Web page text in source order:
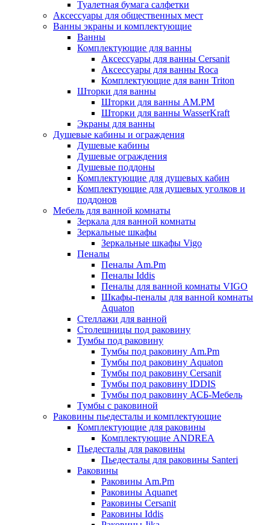
Туалетная бумага салфетки
Аксессуары для общественных мест
Ванны экраны и комплектующие
Ванны
Комплектующие для ванны
Аксессуары для ванны Cersanit
Аксессуары для ванны Roca
Комплектующие для ванн Triton
Шторки для ванны
Шторки для ванны AM.PM
Шторки для ванны WasserKraft
Экраны для ванны
Душевые кабины и ограждения
Душевые кабины
Душевые ограждения
Душевые поддоны
Комплектующие для душевых кабин
Комплектующие для душевых уголков и
поддонов
Мебель для ванной комнаты
Зеркала для ванной комнаты
Зеркальные шкафы
Зеркальные шкафы Vigo
Пеналы
Пеналы Am.Pm
Пеналы Iddis
Пеналы для ванной комнаты VIGO
Шкафы-пеналы для ванной комнаты
Aquaton
Стеллажи для ванной
Столешницы под раковину
Тумбы под раковину
Тумбы под раковину Am.Pm
Тумбы под раковину Aquaton
Тумбы под раковину Cersanit
Тумбы под раковину IDDIS
Тумбы под раковину АСБ-Мебель
Тумбы с раковиной
Раковины пьедесталы и комплектующие
Комплектующие для раковины
Комплектующие ANDREA
Пьедесталы для раковины
Пьедесталы для раковины Santeri
Раковины
Раковины Am.Pm
Раковины Aquanet
Раковины Cersanit
Раковины Iddis